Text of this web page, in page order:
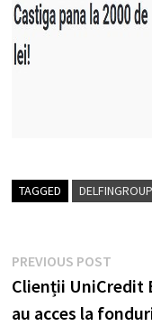
TAGGED DELFINGROUP
Post
navigation
PREVIOUS POST
post:
Clienții UniCredit
au acces la